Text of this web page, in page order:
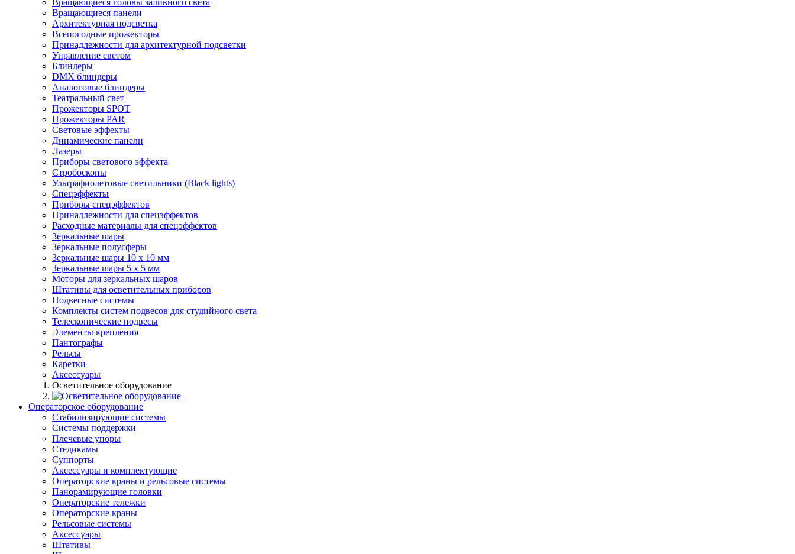
Вращающиеся головы заливного света
Вращающиеся панели
Архитектурная подсветка
Всепогодные прожекторы
Принадлежности для архитектурной подсветки
Управление светом
Блиндеры
DMX блиндеры
Аналоговые блиндеры
Театральный свет
Прожекторы SPOT
Прожекторы PAR
Световые эффекты
Динамические панели
Лазеры
Приборы светового эффекта
Стробоскопы
Ультрафиолетовые светильники (Black lights)
Спецэффекты
Приборы спецэффектов
Принадлежности для спецэффектов
Расходные материалы для спецэффектов
Зеркальные шары
Зеркальные полусферы
Зеркальные шары 10 х 10 мм
Зеркальные шары 5 х 5 мм
Моторы для зеркальных шаров
Штативы для осветительных приборов
Подвесные системы
Комплекты систем подвесов для студийного света
Телескопические подвесы
Элементы крепления
Пантографы
Рельсы
Каретки
Аксессуары
Осветительное оборудование
Операторское оборудование
Стабилизирующие системы
Системы поддержки
Плечевые упоры
Стедикамы
Суппорты
Аксессуары и комплектующие
Операторские краны и рельсовые системы
Панорамирующие головки
Операторские тележки
Операторские краны
Рельсовые системы
Аксессуары
Штативы